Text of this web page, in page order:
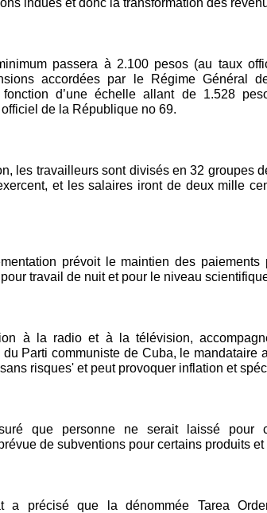
indues et donc la transformation des
passera à 2.100 pesos (au taux
accordées par le Régime Général
fonction d’une échelle allant de 1.528
de la République no 69.
les travailleurs sont divisés en 32 groupes
et les salaires iront de deux mille
prévoit le maintien des paiements
travail de nuit et pour le niveau
à la radio et à la télévision,
du Parti communiste de Cuba, le mandataire
risques' et peut provoquer inflation et
que personne ne serait laissé pour
de subventions pour certains produits et
a précisé que la dénommée Tarea